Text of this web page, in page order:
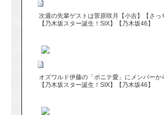
次週の先輩ゲストは菅原咲月【小吉】【さっ
【乃木坂スター誕生！SIX】【乃木坂46】
オズワルド伊藤の「ポニテ愛」にメンバーか
【乃木坂スター誕生！SIX】【乃木坂46】